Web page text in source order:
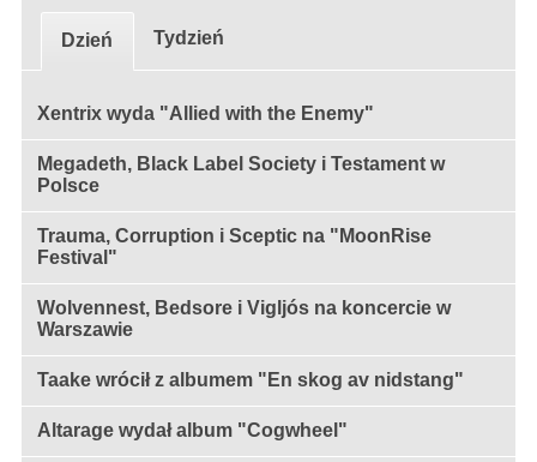
Dzień Tydzień
Xentrix wyda "Allied with the Enemy"
Megadeth, Black Label Society i Testament w
Polsce
Trauma, Corruption i Sceptic na "MoonRise
Festival"
Wolvennest, Bedsore i Vigljós na koncercie w
Warszawie
Taake wrócił z albumem "En skog av nidstang"
Altarage wydał album "Cogwheel"